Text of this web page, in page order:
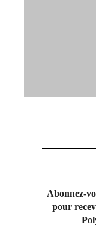
Abonnez-
pour